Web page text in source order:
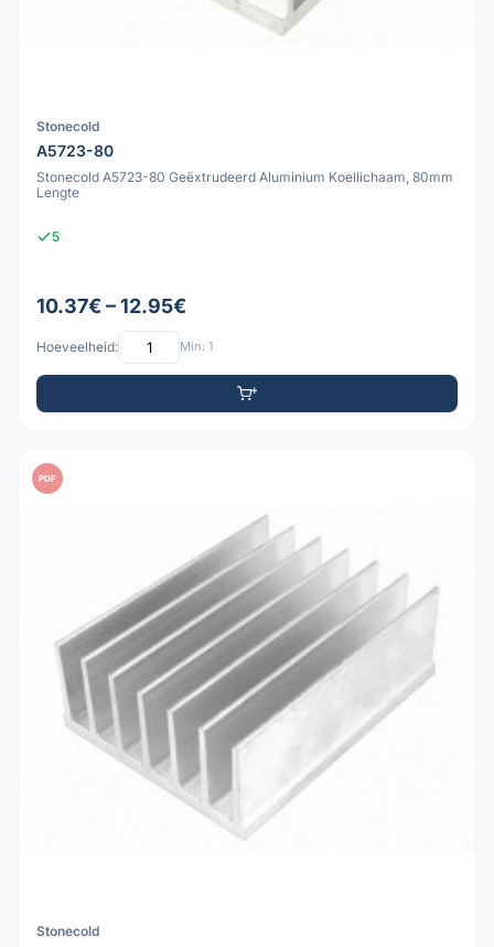
Stonecold
A5723-80
Stonecold A5723-80 Geëxtrudeerd Aluminium Koellichaam, 80mm
Lengte
5
10.37€ – 12.95€
Hoeveelheid: Min: 1
PDF
Stonecold